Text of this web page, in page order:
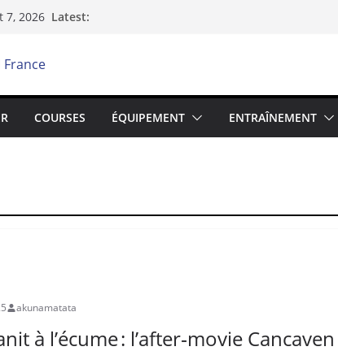
7, 2026 Latest:
COURSES ÉQUIPEMENT ENTRAÎNEMENT
akunamatata
à l’écume : l’after‑movie